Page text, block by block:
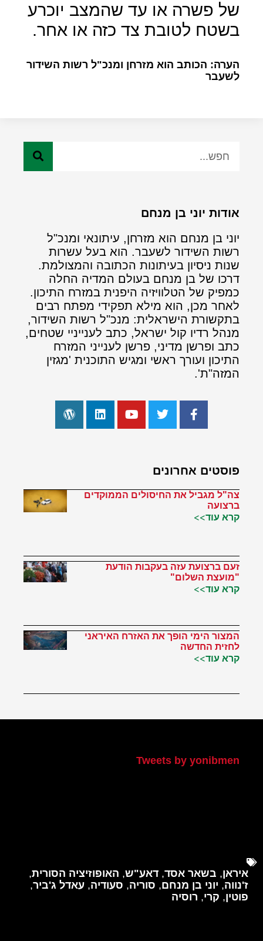
של פשרה או עד שהמצב יוכרע
בשטח לטובת צד כזה או אחר.
הערה: הכותב הוא מזרחן ומנכ"ל רשות השידור
לשעבר
אודות יוני בן מנחם
יוני בן מנחם הוא מזרחן, עיתונאי ומנכ"ל
רשות השידור לשעבר. הוא בעל עשרות
שנות ניסיון בעיתונות הכתובה והמצולמת.
דרכו של בן מנחם בעולם המדיה החלה
כמפיק של הטלוויזיה היפנית במזרח התיכון.
לאחר מכן, הוא מילא תפקידי מפתח רבים
בתקשורת הישראלית: מנכ"ל רשות השידור,
מנהל רדיו קול ישראל, כתב לענייניי שטחים,
כתב ופרשן מדיני, פרשן לענייני המזרח
התיכון ועורך ראשי ומגיש התוכנית 'מגזין
המזה"ת'.
פוסטים אחרונים
צה"ל מגביל את החיסולים הממוקדים
ברצועה
קרא עוד>>
זעם ברצועת עזה בעקבות הודעת
"מועצת השלום"
קרא עוד>>
המצור הימי הופך את האזרח האיראני
לחזית החדשה
קרא עוד>>
Tweets by yonibmen
איראן, בשאר אסד, דאע"ש, האופוזיציה הסורית,
ז'נווה, יוני בן מנחם, סוריה, סעודיה, עאדל ג'ביר,
פוטין, קרי, רוסיה